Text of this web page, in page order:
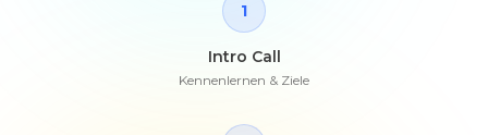
1
Intro Call
Kennenlernen & Ziele